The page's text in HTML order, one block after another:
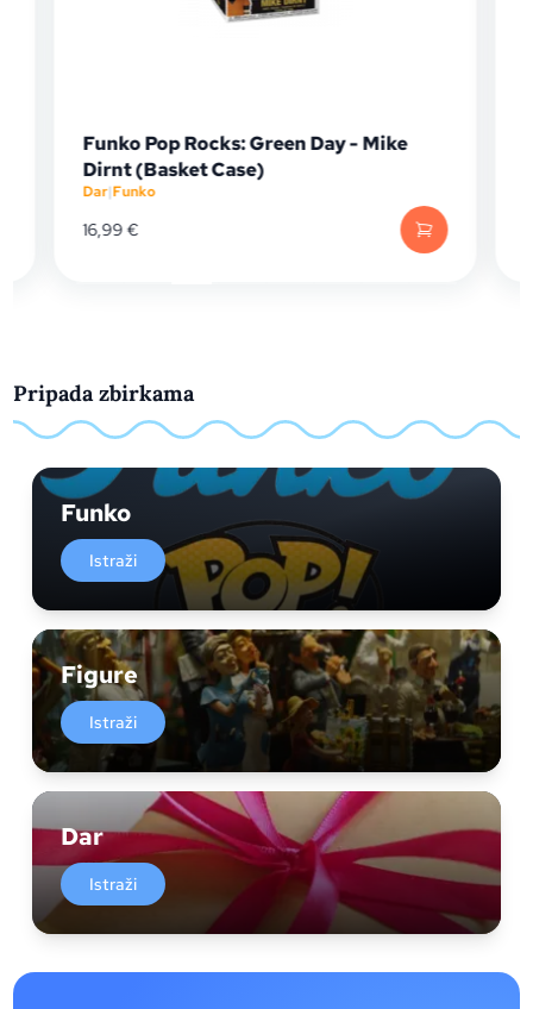
Funko Pop Rocks: Green Day - Mike
Dirnt (Basket Case)
Dar|Funko
16,99€
Pripada zbirkama
Funko
Istraži
Figure
Istraži
Dar
Istraži